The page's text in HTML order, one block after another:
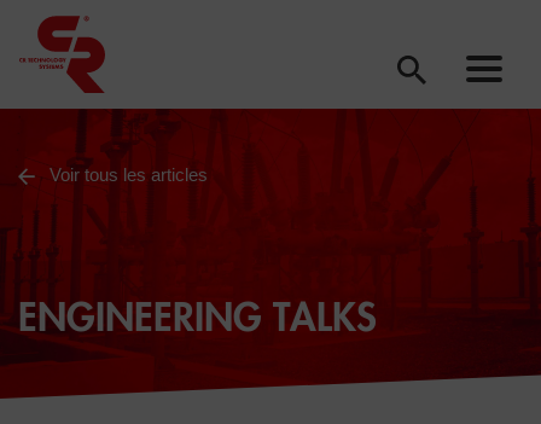
ENGINEERING TALKS
Voir tous les articles